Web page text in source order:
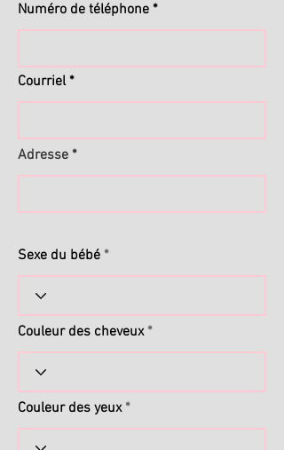
Numéro de téléphone
Courriel
Adresse
Sexe du bébé
Couleur des cheveux
Couleur des yeux